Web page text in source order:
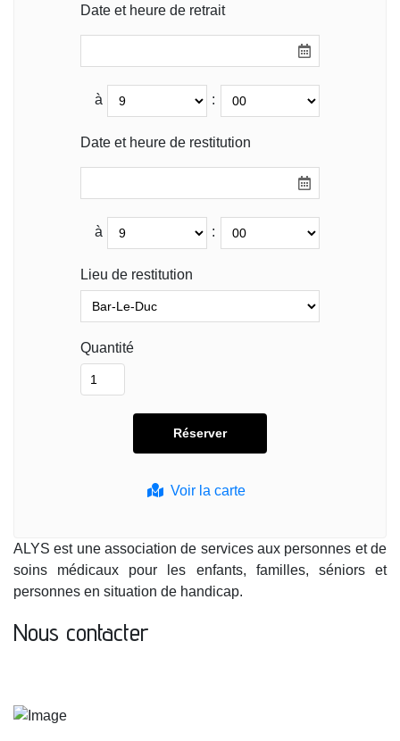
Voir la carte
Date et heure de retrait
à :
Date et heure de restitution
à :
Lieu de restitution
Quantité
ALYS est une association de services aux personnes et de
soins médicaux pour les enfants, familles, séniors et
personnes en situation de handicap.
Nous contacter